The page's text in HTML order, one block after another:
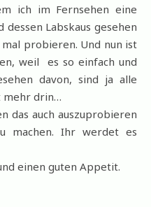
ich im Fernsehen eine
Labskaus gesehen
probieren. Und nun ist
weil es so einfach und
davon, sind ja alle
mehr drin…
das auch auszuprobieren
machen. Ihr werdet es
einen guten Appetit.